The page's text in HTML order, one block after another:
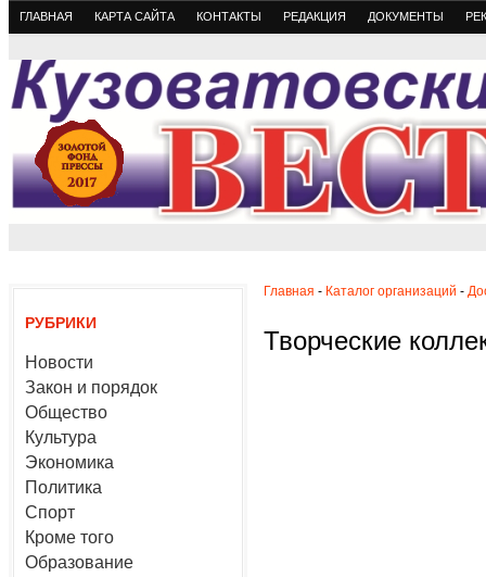
ГЛАВНАЯ КАРТА САЙТА КОНТАКТЫ РЕДАКЦИЯ ДОКУМЕНТЫ
РУБРИКИ
Новости
Закон и порядок
Общество
Культура
Экономика
Политика
Спорт
Кроме того
Образование
Главная - Каталог организаций -
Творческие